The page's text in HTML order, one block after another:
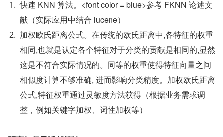
快速 KNN 算法。<font color = blue>参考 FKNN 论述文
献（实际应用中结合 lucene）
加权欧氏距离公式。在传统的欧氏距离中,各特征的权重
相同,也就是认定各个特征对于分类的贡献是相同的,显然
这是不符合实际情况的。同等的权重使得特征向量之间
相似度计算不够准确, 进而影响分类精度。加权欧氏距离
公式,特征权重通过灵敏度方法获得（根据业务需求调
整，例如关键字加权、词性加权等）